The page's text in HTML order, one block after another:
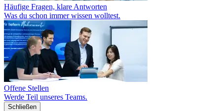
Häufige Fragen, klare Antworten
Was du schon immer wissen wolltest.
Offene Stellen
Werde Teil unseres Teams.
Schließen